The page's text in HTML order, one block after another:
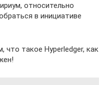
относительно
в инициативе
такое Hyperledger, как